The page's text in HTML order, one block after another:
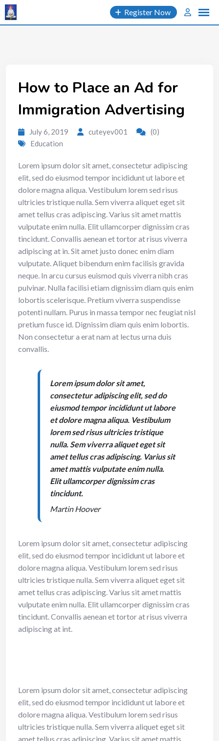
Skip
to
content
Register Now
How to Place an Ad for
Immigration Advertising
July 6, 2019 cuteyev001
(0)
Education
Lorem ipsum dolor sit amet, consectetur adipiscing
elit, sed do eiusmod tempor incididunt ut labore et
dolore magna aliqua. Vestibulum lorem sed risus
ultricies tristique nulla. Sem viverra aliquet eget sit
amet tellus cras adipiscing. Varius sit amet mattis
vulputate enim nulla. Elit ullamcorper dignissim cras
tincidunt. Convallis aenean et tortor at risus viverra
adipiscing at in. Sit amet justo donec enim diam
vulputate. Aliquet bibendum enim facilisis gravida
neque. In arcu cursus euismod quis viverra nibh cras
pulvinar. Nulla facilisi etiam dignissim diam quis enim
lobortis scelerisque. Pretium viverra suspendisse
potenti nullam. Purus in massa tempor nec feugiat nisl
pretium fusce id. Dignissim diam quis enim lobortis.
Non consectetur a erat nam at lectus urna duis
convallis.
Lorem ipsum dolor sit amet,
consectetur adipiscing elit, sed do
eiusmod tempor incididunt ut labore
et dolore magna aliqua. Vestibulum
lorem sed risus ultricies tristique
nulla. Sem viverra aliquet eget sit
amet tellus cras adipiscing. Varius sit
amet mattis vulputate enim nulla.
Elit ullamcorper dignissim cras
tincidunt.
Martin Hoover
Lorem ipsum dolor sit amet, consectetur adipiscing
elit, sed do eiusmod tempor incididunt ut labore et
dolore magna aliqua. Vestibulum lorem sed risus
ultricies tristique nulla. Sem viverra aliquet eget sit
amet tellus cras adipiscing. Varius sit amet mattis
vulputate enim nulla. Elit ullamcorper dignissim cras
tincidunt. Convallis aenean et tortor at risus viverra
adipiscing at int.
Lorem ipsum dolor sit amet, consectetur adipiscing
elit, sed do eiusmod tempor incididunt ut labore et
dolore magna aliqua. Vestibulum lorem sed risus
ultricies tristique nulla. Sem viverra aliquet eget sit
amet tellus cras adipiscing. Varius sit amet mattis